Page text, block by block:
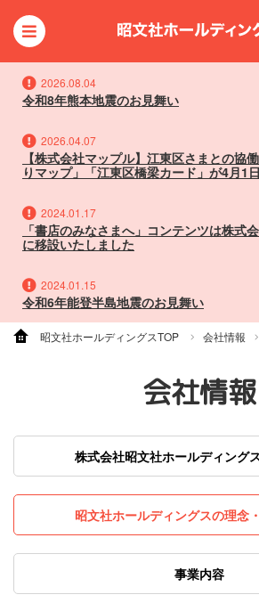
2026.08.04
令和8年熊本地震のお見舞い
2026.04.07
【株式会社マップル】江東区さまとの協
りマップ」「江東区橋梁カード」が4月1
2024.01.17
「書店のみなさまへ」コンテンツは株式
に移設いたしました
2024.01.15
令和6年能登半島地震のお見舞い
昭文社ホールディングスTOP 会社情報
会社情報
株式会社昭文社ホールディン
昭文社ホールディングスの理念
事業内容